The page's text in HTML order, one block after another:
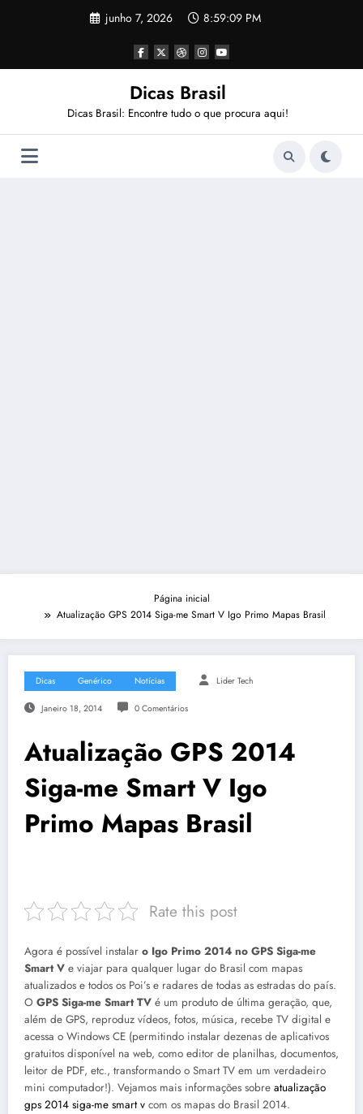
junho 7, 2026 8:59:10 PM
Dicas Brasil
Dicas Brasil: Encontre tudo o que procura aqui!
Página inicial
Atualização GPS 2014 Siga-me Smart V Igo Primo Mapas Brasil
Dicas Genérico Notícias Lider Tech
Janeiro 18, 2014 0 Comentários
Atualização GPS 2014
Siga-me Smart V Igo
Primo Mapas Brasil
Rate this post
Agora é possível instalar o Igo Primo 2014 no GPS Siga-me
Smart V e viajar para qualquer lugar do Brasil com mapas
atualizados e todos os Poi’s e radares de todas as estradas do país.
O GPS Siga-me Smart TV é um produto de última geração, que,
além de GPS, reproduz vídeos, fotos, música, recebe TV digital e
acessa o Windows CE (permitindo instalar dezenas de aplicativos
gratuitos disponível na web, como editor de planilhas, documentos,
leitor de PDF, etc., transformando o Smart TV em um verdadeiro
mini computador!). Vejamos mais informações sobre atualização
gps 2014 siga-me smart v com os mapas do Brasil 2014.